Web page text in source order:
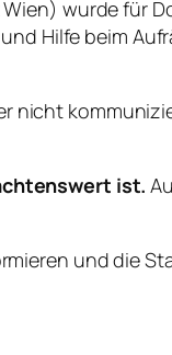
wurde für
Hilfe beim
nicht
ist.
und die